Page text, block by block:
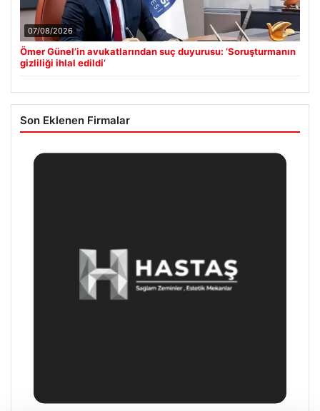
07/08/2026
Ömer Günel’in avukatlarından suç duyurusu: ‘Soruşturmanın
gizliliği ihlal edildi’
Son Eklenen Firmalar